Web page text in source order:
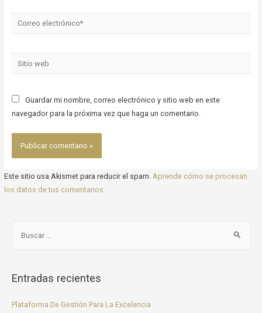
Guardar mi nombre, correo electrónico y sitio web en este
navegador para la próxima vez que haga un comentario.
Este sitio usa Akismet para reducir el spam. Aprende cómo se procesan
los datos de tus comentarios.
Entradas recientes
Plataforma De Gestión Para La Excelencia